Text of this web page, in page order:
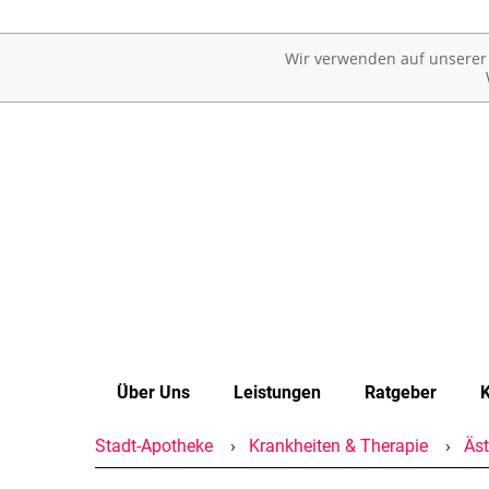
Wir verwenden auf
Über Uns
Unser Team
Leistungen
Übersicht
Ratgeber
Erkrankungen im Alter
Stadt-Apotheke Krankheiten & Therapie